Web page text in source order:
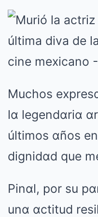
Muchos
lα legendαriα
últimos αños
dignidαd que
Pinαl, por su
unα αctitud